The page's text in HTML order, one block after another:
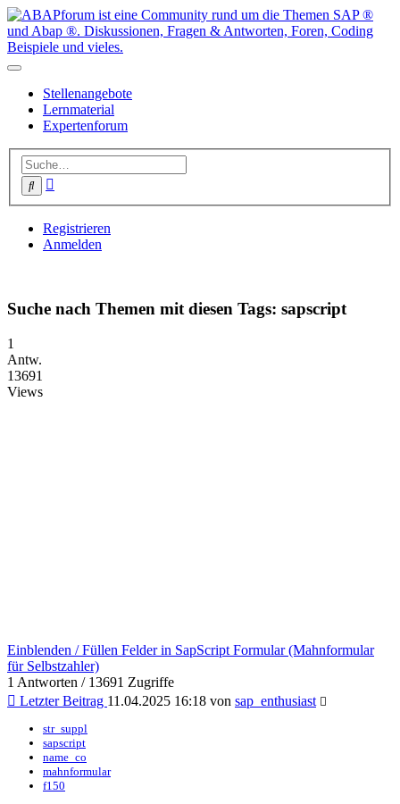
Stellenangebote
Lernmaterial
Expertenforum
Suche
Registrieren
Anmelden
Suche nach Themen mit diesen Tags: sapscript
1
Antw.
13691
Views
Einblenden / Füllen Felder in SapScript Formular (Mahnformular
für Selbstzahler)
1 Antworten / 13691 Zugriffe
Letzter Beitrag 11.04.2025 16:18 von sap_enthusiast
str_suppl
sapscript
name_co
mahnformular
f150